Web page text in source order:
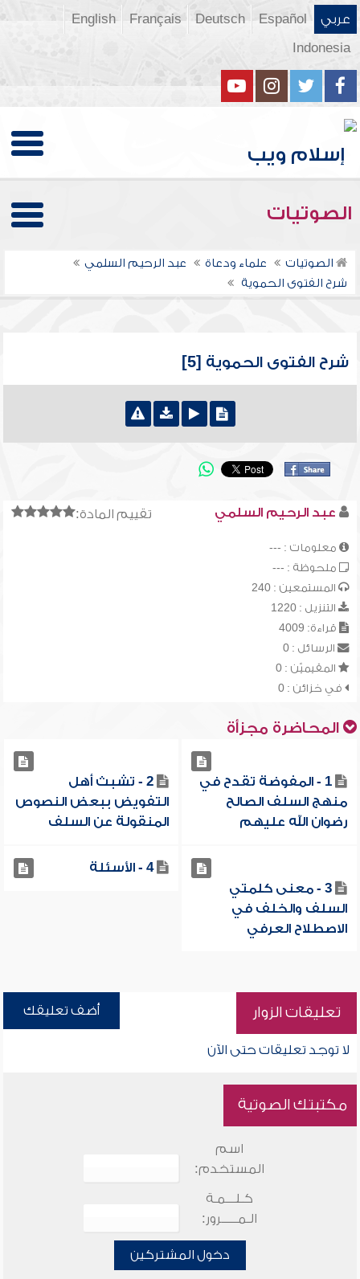
عربي Español
Deutsch
Français
English
Indonesia
الصوتيات
الصوتيات علماء ودعاة
عبد الرحيم السلمي
شرح الفتوى الحموية
شرح الفتوى الحموية [5]
تقييم المادة: عبد الرحيم السلمي
معلومات : ---
ملحوظة : ---
المستمعين : 240
التنزيل : 1220
قراءة: 4009
الرسائل : 0
المقيميّن : 0
في خزائن : 0
المحاضرة مجزأة
1 - المفوضة تقدح في
منهج السلف الصالح
رضوان الله عليهم
2 - تشبث أهل
التفويض ببعض النصوص
المنقولة عن السلف
3 - معنى كلمتي
السلف والخلف في
الاصطلاح العرفي
4 - الأسئلة
تعليقات الزوار أضف تعليقك
لا توجد تعليقات حتى الآن
مكتبتك الصوتية
اسم
المستخدم:
كـلـــمـة
الـمـــــرور:
دخول المشتركين